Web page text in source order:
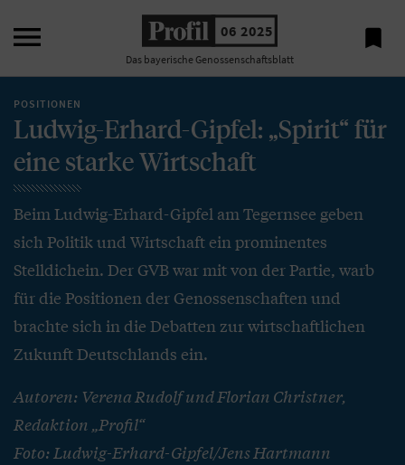
 06 2025
Das bayerische Genossenschaftsblatt

POSITIONEN
Ludwig-Erhard-Gipfel: „Spirit“ für
eine starke Wirtschaft
Beim Ludwig-Erhard-Gipfel am Tegernsee geben
sich Politik und Wirtschaft ein prominentes
Stelldichein. Der GVB war mit von der Partie, warb
für die Positionen der Genossenschaften und
brachte sich in die Debatten zur wirtschaftlichen
Zukunft Deutschlands ein.
Autoren: Verena Rudolf und Florian Christner,
Redaktion „Profil“
Foto: Ludwig-Erhard-Gipfel/Jens Hartmann